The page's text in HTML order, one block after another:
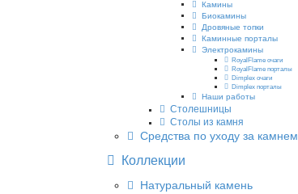
Камины
Биокамины
Дровяные топки
Каминные порталы
Электрокамины
RoyalFlame очаги
RoyalFlame порталы
Dimplex очаги
Dimplex порталы
Наши работы
Столешницы
Столы из камня
Средства по уходу за камнем
Коллекции
Натуральный камень